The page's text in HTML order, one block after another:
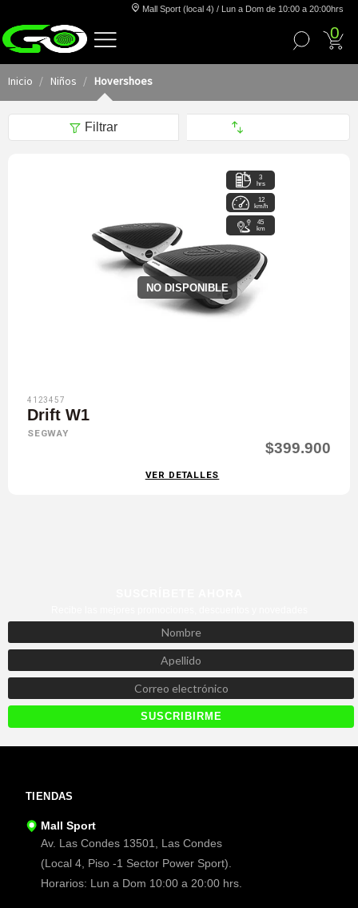
Mall Sport (local 4) / Lun a Dom de 10:00 a 20:00hrs
0
Inicio Niños Hovershoes
Filtrar
NO DISPONIBLE
3
hrs
12
km/h
45
km
4123457
Drift W1
SEGWAY
$399.900
VER DETALLES
TIENDAS
Mall Sport
Av. Las Condes 13501, Las Condes
(Local 4, Piso -1 Sector Power Sport).
Horarios: Lun a Dom 10:00 a 20:00 hrs.